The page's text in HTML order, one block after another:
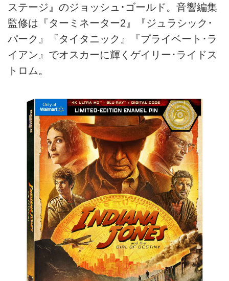
ステージ』のジョッシュ･ゴールド。音響編集
監修は『ターミネーター2』『ジュラシック･
パーク』『タイタニック』『プライベート･ラ
イアン』でオスカーに輝くゲイリー･ライドス
トロム。